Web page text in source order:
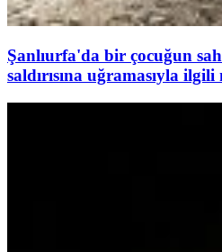
Şanlıurfa'da bir çocuğun
saldırısına uğramasıyla